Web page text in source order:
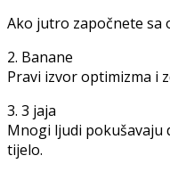
Ako jutro započnete sa
2. Banane
Pravi izvor optimizma i
3. 3 jaja
Mnogi ljudi pokušavaju
tijelo.